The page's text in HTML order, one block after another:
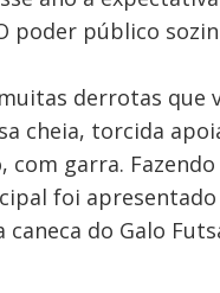
poder público
derrotas que
cheia, torcida
garra. Fazendo
foi
do Galo